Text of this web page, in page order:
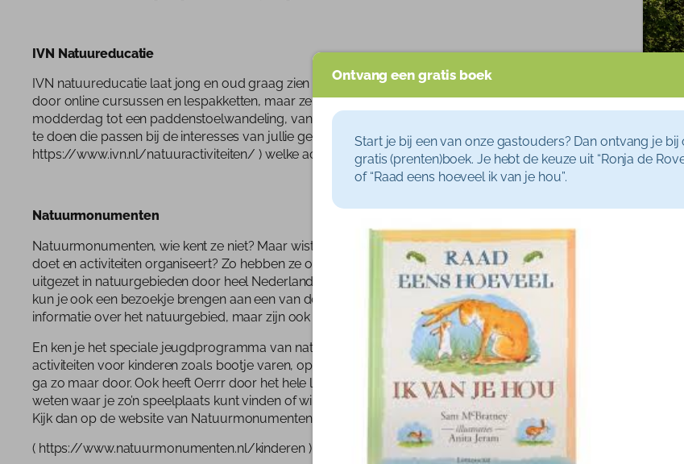
IVN Natuureducatie
IVN natuureducatie laat jong en oud graag zien hoe leuk, gezond en belangrijk natuur is. Dit doen ze
door online cursussen en lespakketten, maar ze organiseren ook verschillende activiteiten. Van
modderdag tot een paddenstoelwandeling, van vogels spotten tot slootjesdag. Er zijn altijd activiteiten
te doen die passen bij de interesses van jullie gezin. Kijk maar eens op de website van IVN (
https://www.ivn.nl/natuuractiviteiten/ ) welke activiteiten er bij jou in de buurt te doen zijn!
Natuurmonumenten
Natuurmonumenten, wie kent ze niet? Maar wist je dat natuurmonumenten ook allerlei leuke dingen
doet en activiteiten organiseert? Zo hebben ze onder andere allerlei routes van verschillende afstanden
uitgezet in natuurgebieden door heel Nederland, vind je speelbossen in diverse natuurgebieden, maar
kun je ook een bezoekje brengen aan een van de vele bezoekerscentra. In deze bezoekerscentra vind je
informatie over het natuurgebied, maar zijn ook allerlei activiteiten voor kinderen te vinden.
En ken je het speciale jeugdprogramma van natuurmonumenten al? Oerrr…. Zij organiseren hele leuke
activiteiten voor kinderen zoals bootje varen, op pad met de boswachter, een vogelhuisje timmeren en
ga zo maar door. Ook heeft Oerrr door het hele land hele gave natuurspeelplaatsen aangelegd. Wil je
weten waar je zo’n speelplaats kunt vinden of wil je in jouw regio je opgeven voor een leuke activiteit?
Kijk dan op de website van Natuurmonumenten / Oerrr
( https://www.natuurmonumenten.nl/kinderen )
Ontvang een gratis boek
Start je bij een van onze gastouders? Dan ontvang je bij
gratis (prenten)boek. Je hebt de keuze uit “Ronja de
of “Raad eens hoeveel ik van je hou”.